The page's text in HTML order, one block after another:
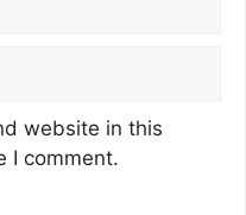
website in this
I comment.